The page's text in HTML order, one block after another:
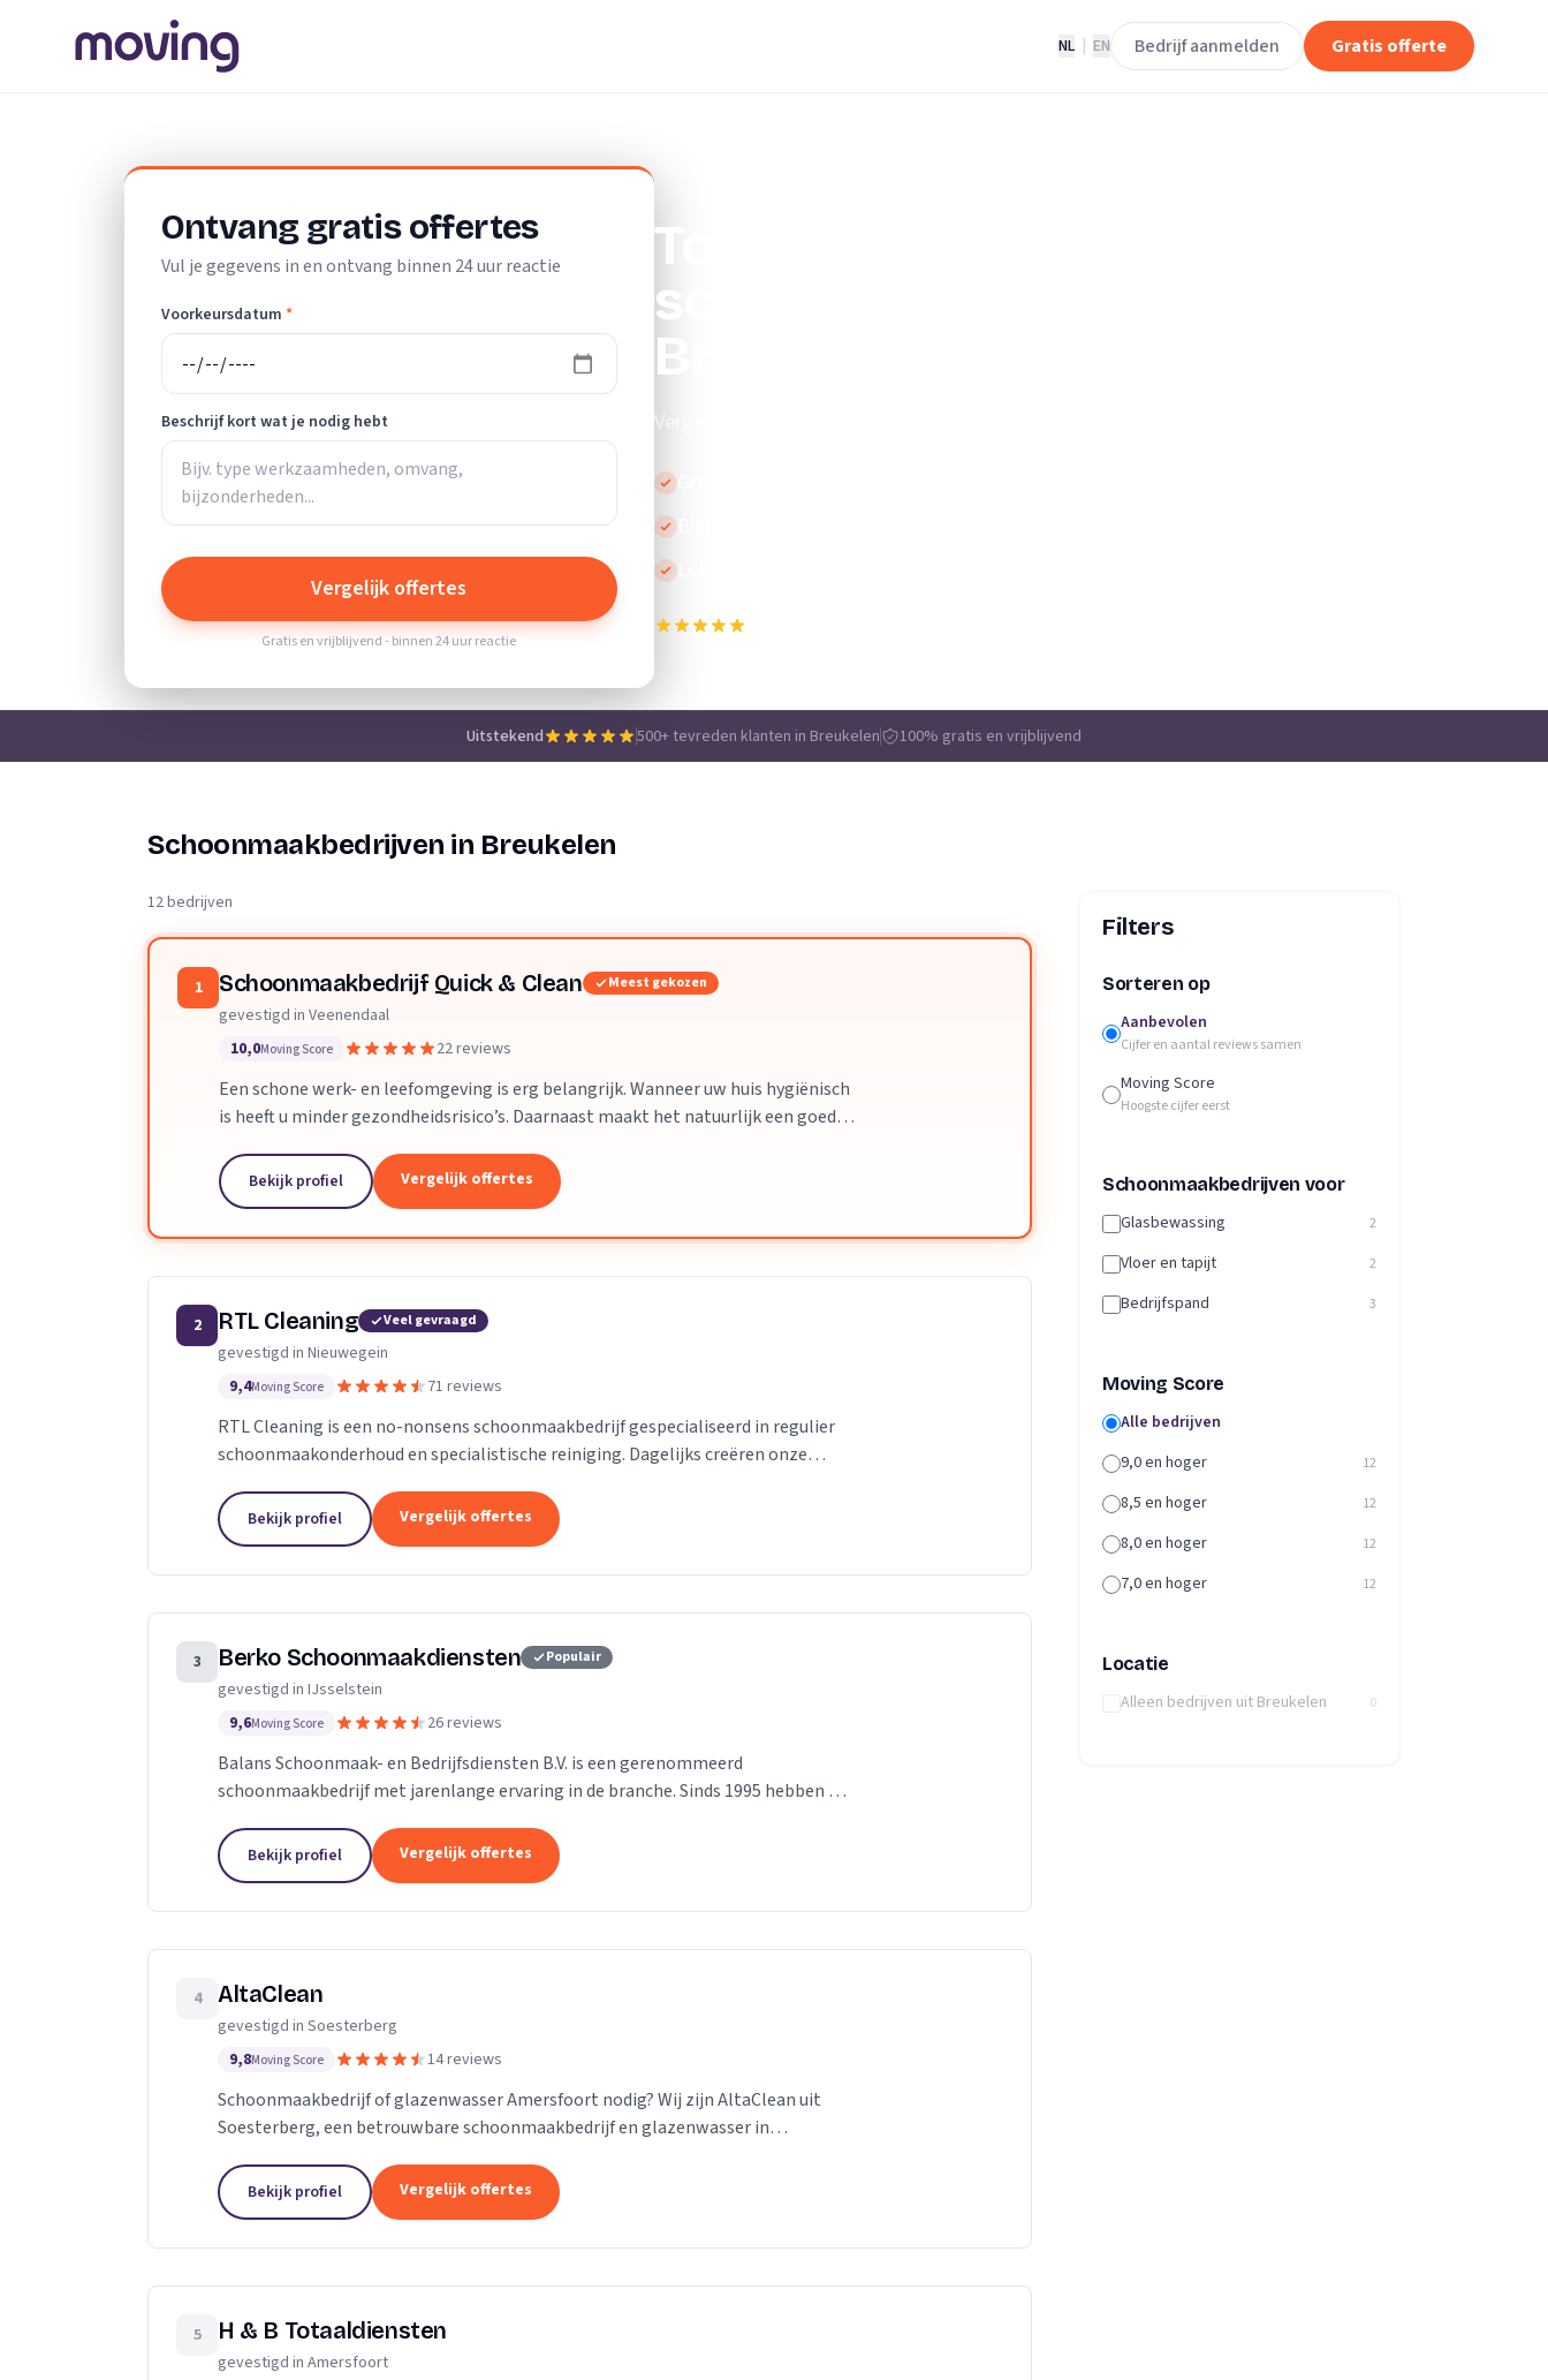
NL EN Bedrijf aanmelden Gratis offerte
Ontvang gratis offertes
Vul je gegevens in en ontvang binnen 24 uur reactie
Voorkeursdatum *
Beschrijf kort wat je nodig hebt
Vergelijk offertes
Gratis en vrijblijvend - binnen 24 uur reactie
Top 10 beste
schoonmaakbedrijven in
Breukelen
Vergelijk de beste schoonmaakbedrijven in Breukelen.
Gratis en vrijblijvend
Binnen 24 uur reactie
Lokale vakmensen
Uitstekend 500+ tevreden klanten in Breukelen 100% gratis en vrijblijvend
Schoonmaakbedrijven in Breukelen
12 bedrijven
1 Schoonmaakbedrijf Quick & Clean Meest gekozen
gevestigd in Veenendaal
10,0Moving Score 22 reviews
Een schone werk- en leefomgeving is erg belangrijk. Wanneer uw huis hygiënisch
is heeft u minder gezondheidsrisico’s. Daarnaast maakt het natuurlijk een goede
Bekijk profiel Vergelijk offertes
2 RTL Cleaning Veel gevraagd
gevestigd in Nieuwegein
9,4Moving Score 71 reviews
RTL Cleaning is een no-nonsens schoonmaakbedrijf gespecialiseerd in regulier
schoonmaakonderhoud en specialistische reiniging. Dagelijks creëren onze
Bekijk profiel Vergelijk offertes
3 Berko Schoonmaakdiensten Populair
gevestigd in IJsselstein
9,6Moving Score 26 reviews
Balans Schoonmaak- en Bedrijfsdiensten B.V. is een gerenommeerd
schoonmaakbedrijf met jarenlange ervaring in de branche. Sinds 1995 hebben we
Bekijk profiel Vergelijk offertes
4 AltaClean
gevestigd in Soesterberg
9,8Moving Score 14 reviews
Schoonmaakbedrijf of glazenwasser Amersfoort nodig? Wij zijn AltaClean uit
Soesterberg, een betrouwbare schoonmaakbedrijf en glazenwasser in
Bekijk profiel Vergelijk offertes
5 H & B Totaaldiensten
gevestigd in Amersfoort
Filters
Sorteren op
Aanbevolen
Cijfer en aantal reviews samen
Moving Score
Hoogste cijfer eerst
Schoonmaakbedrijven voor
Glasbewassing 2
Vloer en tapijt 2
Bedrijfspand 3
Moving Score
Alle bedrijven
9,0 en hoger
12
8,5 en hoger 12
8,0 en hoger 12
7,0 en hoger 12
Locatie
Alleen bedrijven uit Breukelen 0